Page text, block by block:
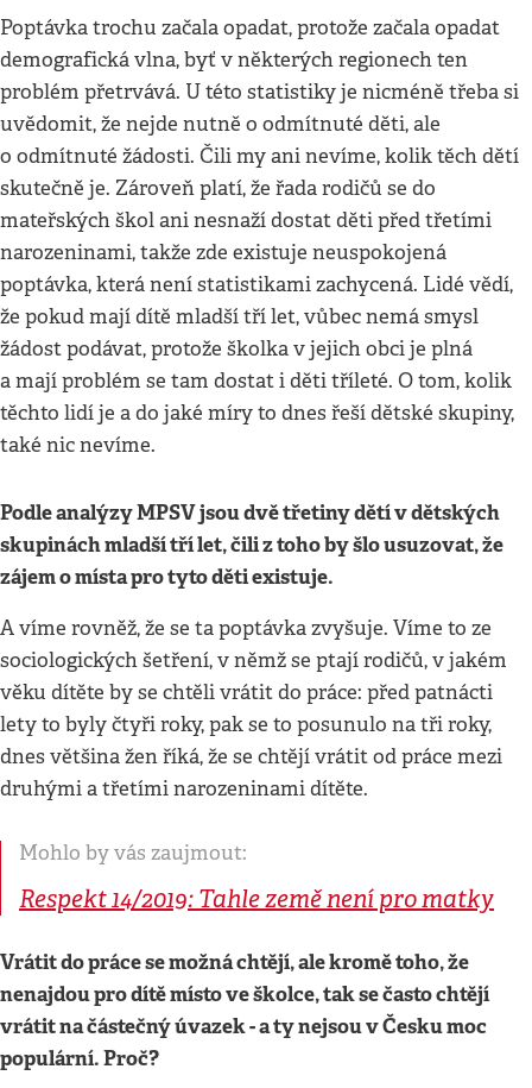
Poptávka trochu začala opadat, protože začala opadat
demografická vlna, byť v některých regionech ten
problém přetrvává. U této statistiky je nicméně třeba si
uvědomit, že nejde nutně o odmítnuté děti, ale
o odmítnuté žádosti. Čili my ani nevíme, kolik těch dětí
skutečně je. Zároveň platí, že řada rodičů se do
mateřských škol ani nesnaží dostat děti před třetími
narozeninami, takže zde existuje neuspokojená
poptávka, která není statistikami zachycená. Lidé vědí,
že pokud mají dítě mladší tří let, vůbec nemá smysl
žádost podávat, protože školka v jejich obci je plná
a mají problém se tam dostat i děti tříleté. O tom, kolik
těchto lidí je a do jaké míry to dnes řeší dětské skupiny,
také nic nevíme.
Podle analýzy MPSV jsou dvě třetiny dětí v dětských
skupinách mladší tří let, čili z toho by šlo usuzovat, že
zájem o místa pro tyto děti existuje.
A víme rovněž, že se ta poptávka zvyšuje. Víme to ze
sociologických šetření, v němž se ptají rodičů, v jakém
věku dítěte by se chtěli vrátit do práce: před patnácti
lety to byly čtyři roky, pak se to posunulo na tři roky,
dnes většina žen říká, že se chtějí vrátit od práce mezi
druhými a třetími narozeninami dítěte.
Mohlo by vás zaujmout:
Respekt 14/2019: Tahle země není pro matky
Vrátit do práce se možná chtějí, ale kromě toho, že
nenajdou pro dítě místo ve školce, tak se často chtějí
vrátit na částečný úvazek - a ty nejsou v Česku moc
populární. Proč?